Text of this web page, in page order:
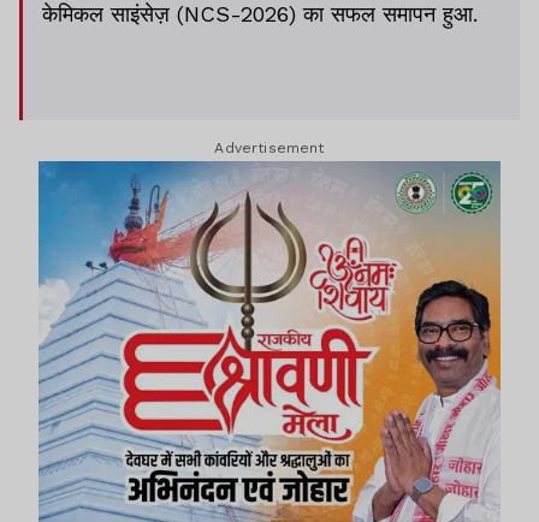
केमिकल साइंसेज़ (NCS-2026) का सफल समापन हुआ.
Advertisement